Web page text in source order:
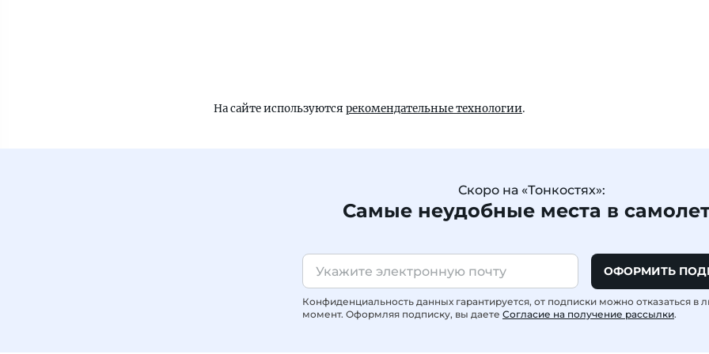
На сайте используются рекомендательные технологии.
Скоро на «Тонкостях»:
Самые неудобные места в
ОФОРМИТЬ
Конфиденциальность данных гарантируется, от подписки можно отказаться в
момент. Оформляя подписку, вы даете Согласие на получение рассылки.